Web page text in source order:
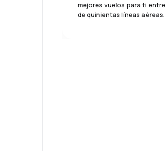
mejores vuelos para ti
de quinientas líneas aéreas.